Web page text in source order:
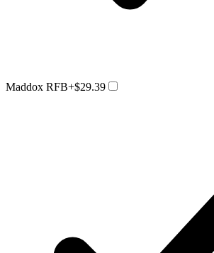
Maddox RFB+$29.39